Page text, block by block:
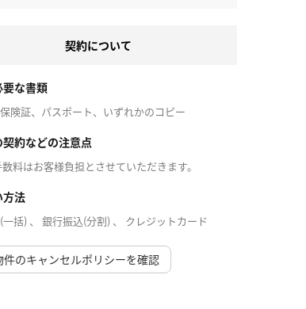
契約について
な書類
険証、パスポート、いずれかのコピー
約などの注意点
料はお客様負担とさせていただきます。
方法
括) 、 銀行振込(分割) 、 クレジットカード
件のキャンセルポリシーを確認